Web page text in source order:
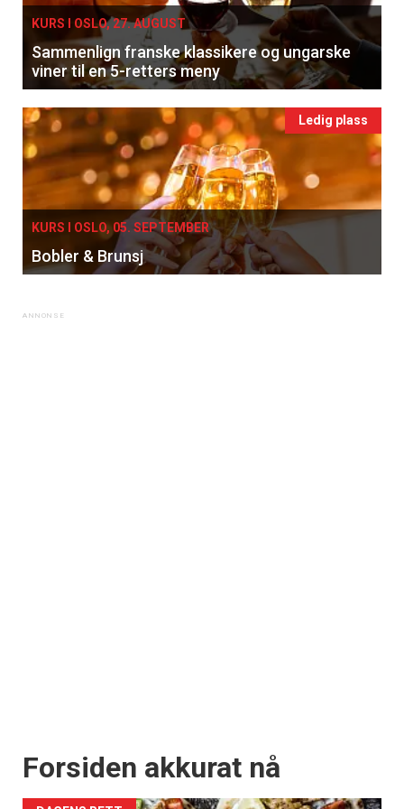
KURS I OSLO, 27. AUGUST
Sammenlign franske klassikere og ungarske
viner til en 5-retters meny
Ledig plass
KURS I OSLO, 05. SEPTEMBER
Bobler & Brunsj
Forsiden akkurat nå